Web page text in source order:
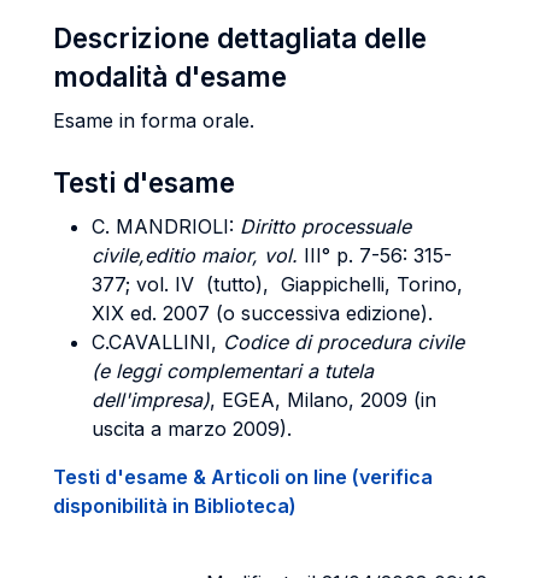
Descrizione dettagliata delle
modalità d'esame
Esame in forma orale.
Testi d'esame
C. MANDRIOLI: Diritto processuale
civile,editio maior, vol. III° p. 7-56: 315-
377; vol. IV (tutto), Giappichelli, Torino,
XIX ed. 2007 (o successiva edizione).
C.CAVALLINI, Codice di procedura civile
(e leggi complementari a tutela
dell'impresa), EGEA, Milano, 2009 (in
uscita a marzo 2009).
Testi d'esame & Articoli on line (verifica
disponibilità in Biblioteca)